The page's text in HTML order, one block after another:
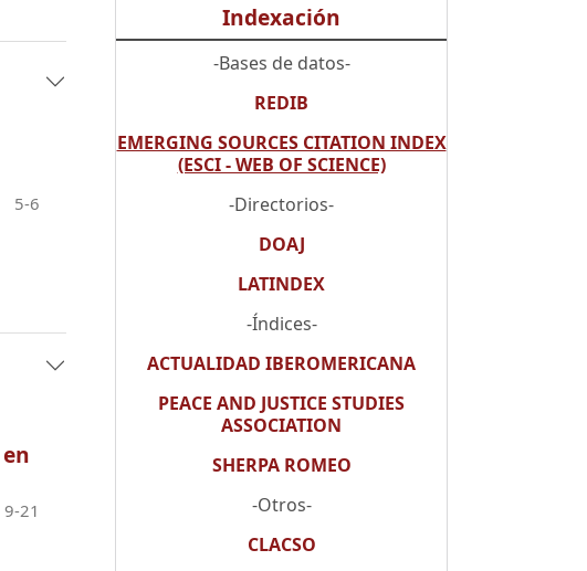
5-6
9-21
Indexación
-Bases de datos-
REDIB
EMERGING SOURCES CITATION INDEX
(ESCI - WEB OF SCIENCE)
-Directorios-
DOAJ
LATINDEX
-Índices-
ACTUALIDAD IBEROMERICANA
PEACE AND JUSTICE STUDIES
ASSOCIATION
SHERPA ROMEO
-Otros-
CLACSO